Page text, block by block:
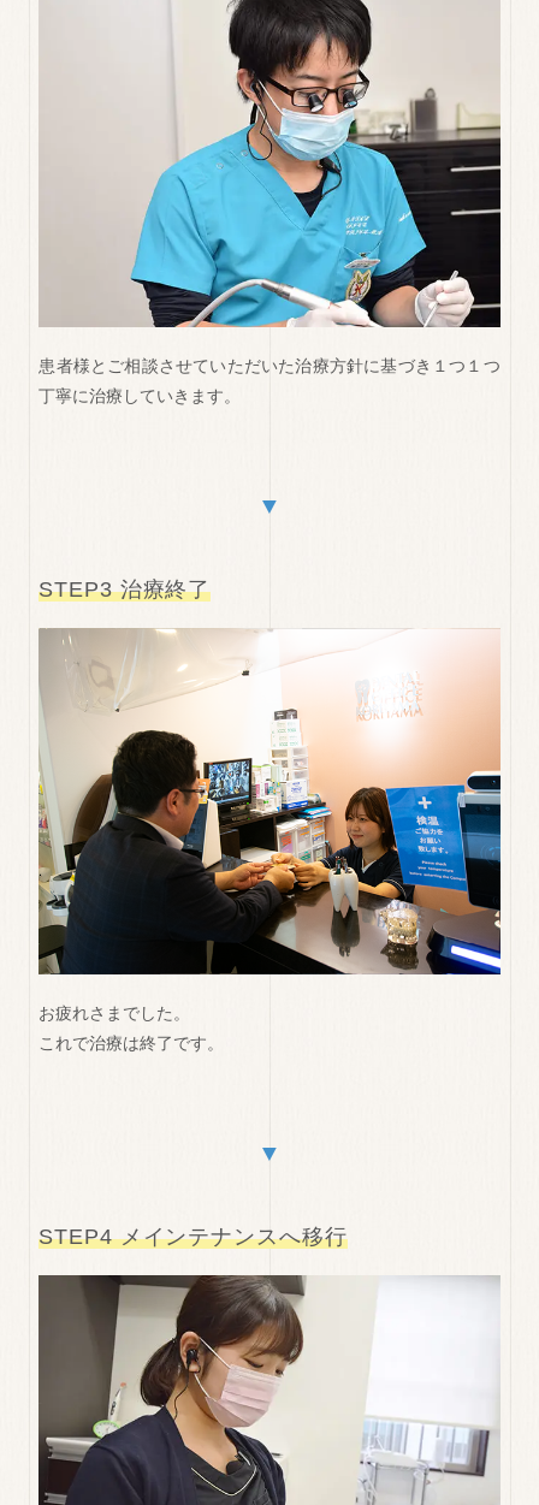
患者様とご相談させていただいた治療方針に基づき１つ１つ
丁寧に治療していきます。
▼
STEP3 治療終了
お疲れさまでした。
これで治療は終了です。
▼
STEP4 メインテナンスへ移行